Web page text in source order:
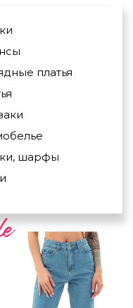
платья
шарфы